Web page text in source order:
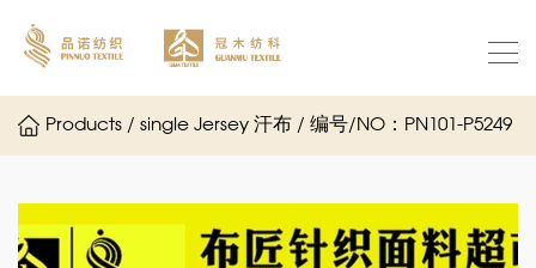
Products / single Jersey 汗布 / 编号/NO：PN101-P5249